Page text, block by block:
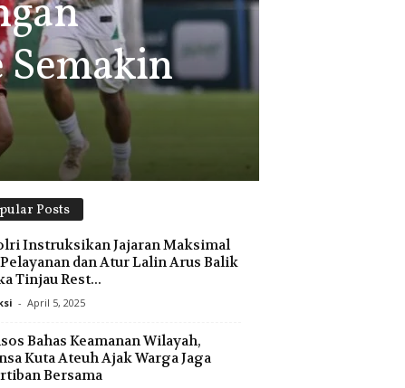
Semakin
Posts
Instruksikan Jajaran Maksimal
dan Atur Lalin Arus Balik
Tinjau Rest...
- April 5, 2025
Bahas Keamanan Wilayah,
Kuta Ateuh Ajak Warga Jaga
Bersama